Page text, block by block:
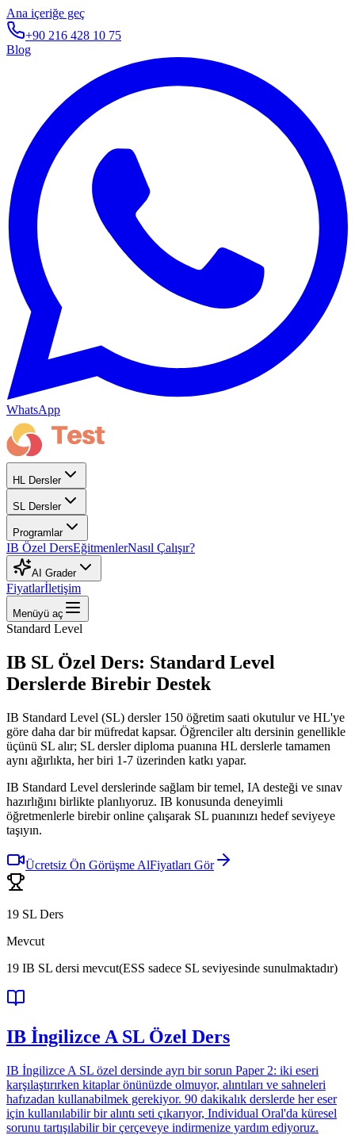
Ana içeriğe geç
+90 216 428 10 75
Blog
WhatsApp
HL Dersler
SL Dersler
Programlar
IB Özel DersEğitmenlerNasıl Çalışır?
AI Grader
Fiyatlarİletişim
Menüyü aç
Standard Level
IB SL Özel Ders: Standard Level
Derslerde Birebir Destek
IB Standard Level (SL) dersler 150 öğretim saati okutulur ve HL'ye
göre daha dar bir müfredat kapsar. Öğrenciler altı dersinin genellikle
üçünü SL alır; SL dersler diploma puanına HL derslerle tamamen
aynı ağırlıkta, her biri 1-7 üzerinden katkı yapar.
IB Standard Level derslerinde sağlam bir temel, IA desteği ve sınav
hazırlığını birlikte planlıyoruz. IB konusunda deneyimli
öğretmenlerle birebir online çalışarak SL puanınızı hedef seviyeye
taşıyın.
Ücretsiz Ön Görüşme AlFiyatları Gör
19 SL Ders
Mevcut
19 IB SL dersi mevcut(ESS sadece SL seviyesinde sunulmaktadır)
IB İngilizce A SL Özel Ders
IB İngilizce A SL özel dersinde ayrı bir sorun Paper 2: iki eseri
karşılaştırırken kitaplar önünüzde olmuyor, alıntıları ve sahneleri
hafızadan kullanabilmek gerekiyor. 90 dakikalık derslerde her eser
için kullanılabilir bir alıntı seti çıkarıyor, Individual Oral'da küresel
sorunu tartışılabilir bir çerçeveye indirmenize yardım ediyoruz.